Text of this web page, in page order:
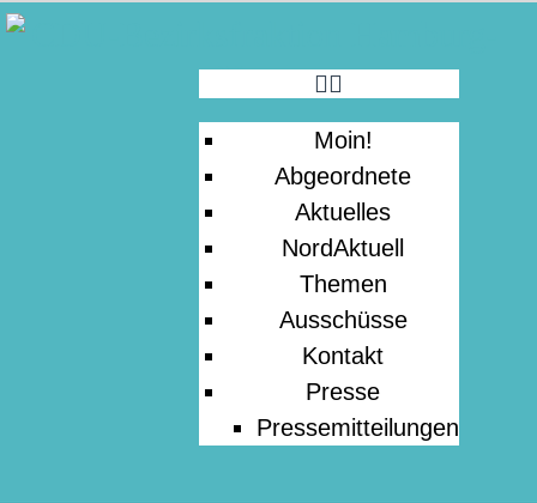
Moin!
Abgeordnete
Aktuelles
NordAktuell
Themen
Ausschüsse
Kontakt
Presse
Pressemitteilungen
MOIN!
ABGEORDNETE
AKTUELLES
NORDAKTUELL
THEMEN
AUSSCHÜSSE